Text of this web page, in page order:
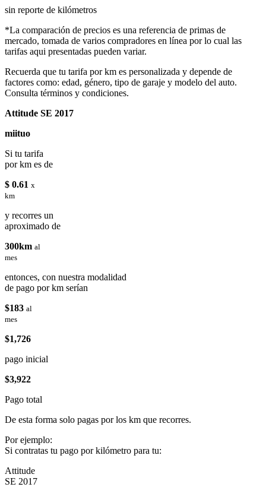
sin reporte de kilómetros
*La comparación de precios es una referencia de primas de
mercado, tomada de varios compradores en línea por lo cual las
tarifas aqui presentadas pueden variar.
Recuerda que tu tarifa por km es personalizada y depende de
factores como: edad, género, tipo de garaje y modelo del auto.
Consulta términos y condiciones.
Attitude SE 2017
miituo
Si tu tarifa
por km es de
$ 0.61 x
km
y recorres un
aproximado de
300km al
mes
entonces, con nuestra modalidad
de pago por km serían
$183 al
mes
$1,726
pago inicial
$3,922
Pago total
De esta forma solo pagas por los km que recorres.
Por ejemplo:
Si contratas tu pago por kilómetro para tu:
Attitude
SE 2017